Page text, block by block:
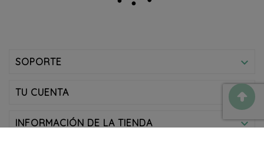
SOPORTE 
TU CUENTA 
INFORMACIÓN DE LA TIENDA 